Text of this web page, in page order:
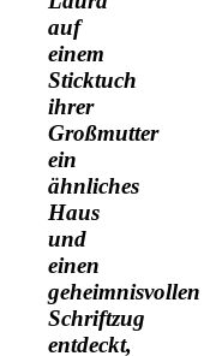
auf
einem
Sticktuch
ihrer
Großmutter
ein
ähnliches
Haus
und
einen
geheimnisvollen
Schriftzug
entdeckt,